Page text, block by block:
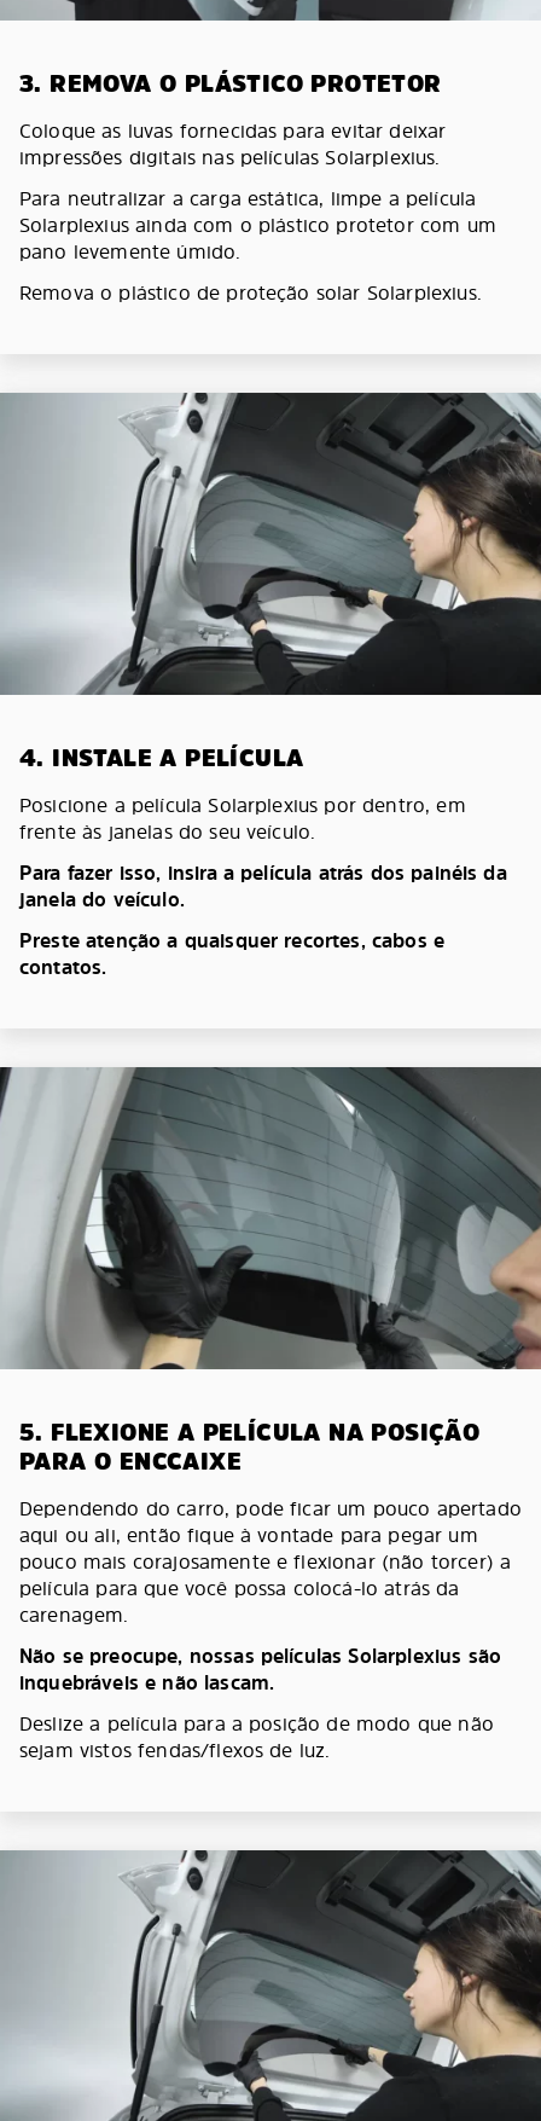
3. REMOVA O PLÁSTICO PROTETOR
Coloque as luvas fornecidas para evitar deixar
impressões digitais nas películas Solarplexius.
Para neutralizar a carga estática, limpe a película
Solarplexius ainda com o plástico protetor com um
pano levemente úmido.
Remova o plástico de proteção solar Solarplexius.
4. INSTALE A PELÍCULA
Posicione a película Solarplexius por dentro, em
frente às janelas do seu veículo.
Para fazer isso, insira a película atrás dos painéis da
janela do veículo.
Preste atenção a quaisquer recortes, cabos e
contatos.
5. FLEXIONE A PELÍCULA NA POSIÇÃO
PARA O ENCCAIXE
Dependendo do carro, pode ficar um pouco apertado
aqui ou ali, então fique à vontade para pegar um
pouco mais corajosamente e flexionar (não torcer) a
película para que você possa colocá-lo atrás da
carenagem.
Não se preocupe, nossas películas Solarplexius são
inquebráveis e não lascam.
Deslize a película para a posição de modo que não
sejam vistos fendas/flexos de luz.